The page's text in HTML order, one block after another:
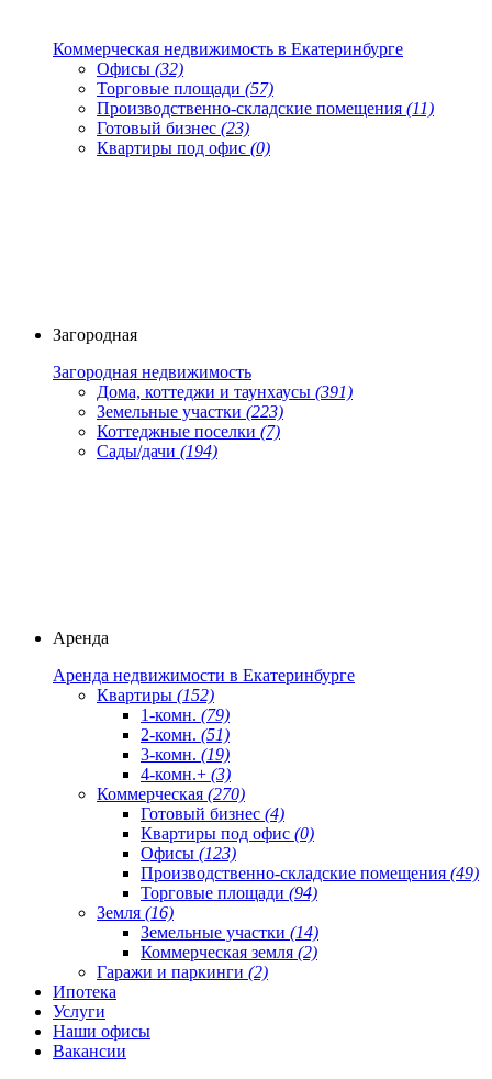
Коммерческая недвижимость в Екатеринбурге
Офисы (32)
Торговые площади (57)
Производственно-складские помещения (11)
Готовый бизнес (23)
Квартиры под офис (0)
Загородная
Загородная недвижимость
Дома, коттеджи и таунхаусы (391)
Земельные участки (223)
Коттеджные поселки (7)
Сады/дачи (194)
Аренда
Аренда недвижимости в Екатеринбурге
Квартиры (152)
1-комн. (79)
2-комн. (51)
3-комн. (19)
4-комн.+ (3)
Коммерческая (270)
Готовый бизнес (4)
Квартиры под офис (0)
Офисы (123)
Производственно-складские помещения (49)
Торговые площади (94)
Земля (16)
Земельные участки (14)
Коммерческая земля (2)
Гаражи и паркинги (2)
Ипотека
Услуги
Наши офисы
Вакансии